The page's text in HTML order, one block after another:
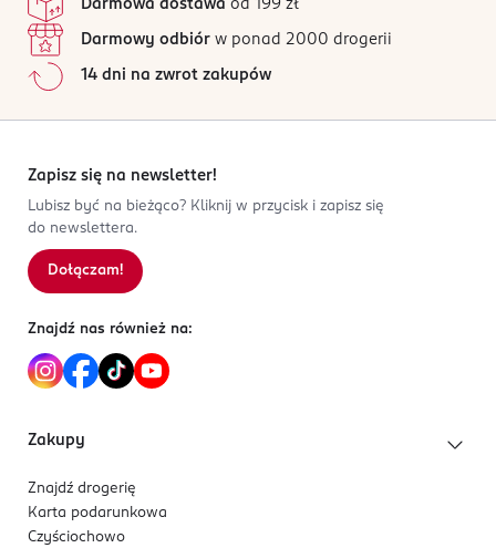
Nuty serca:Gorzki migdał, Lawenda, Geranium, Jaśmin
Nuty bazy:Wanilia, Drzewo gwajakowe, Agar (oud),
Drzewo sandałowe, Bursztyn
oczy. Łatwopalna ciecz.
OSOBA/PODMIOT ODPOWIEDZIALNY
ROSSMANN SDP SP. z o.o.
Kod EAN
3 700578 500298
Darmowa dostawa od 199 zł
Darmowy odbiór w ponad 2000 drogerii
14 dni na zwrot zakupów
Zapisz się na newsletter!
Lubisz być na bieżąco? Kliknij w przycisk i zapisz się
do newslettera.
Dołączam!
Znajdź nas również na:
Zakupy
Znajdź drogerię
Karta podarunkowa
Czyściochowo